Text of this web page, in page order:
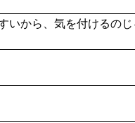
から、気を付けるの